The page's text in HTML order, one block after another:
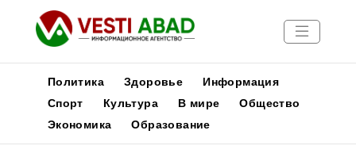
Новости
Политика Здоровье
Информация
Спорт
Культура В мире
Общество
Экономика
Образование